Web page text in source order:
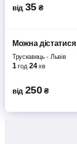
від 35 ₴
Можна дістатися
Трускавець- Львів
1 год 24 хв
від 250 ₴